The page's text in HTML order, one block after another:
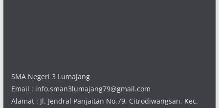
SMA Negeri 3 Lumajang
Email : info.sman3lumajang79@gmail.com
Alamat : Jl. Jendral Panjaitan No.79, Citrodiwangsan, Kec.